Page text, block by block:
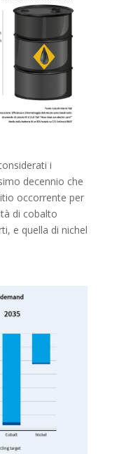
i
decennio che
occorrente per
di cobalto
e quella di nichel